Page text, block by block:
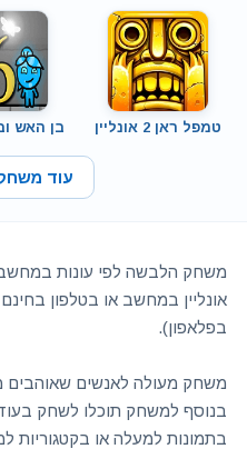
טמפל ראן 2 אונליין בן האש
עוד
משחק הלבשה לפי עונות
אונליין במחשב או בטלפון
בפלאפון).
משחק מעולה לאנשים שאוהבים
בנוסף למשחק תוכלו לשחק בעוד
בתמונות למעלה או בקטגוריות